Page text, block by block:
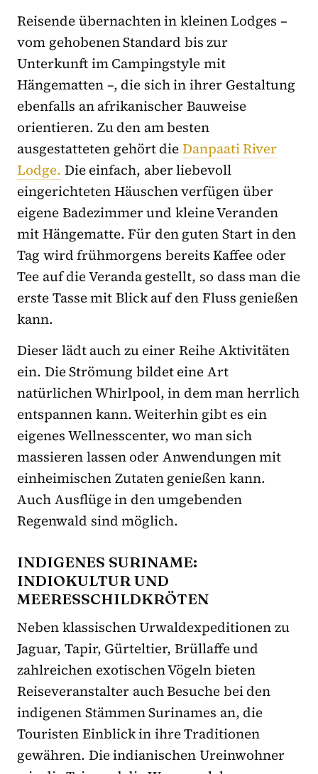
Reisende übernachten in kleinen Lodges –
vom gehobenen Standard bis zur
Unterkunft im Campingstyle mit
Hängematten –, die sich in ihrer Gestaltung
ebenfalls an afrikanischer Bauweise
orientieren. Zu den am besten
ausgestatteten gehört dieDanpaati River
Lodge. Die einfach, aber liebevoll
eingerichteten Häuschen verfügen über
eigene Badezimmer und kleine Veranden
mit Hängematte. Für den guten Start in den
Tag wird frühmorgens bereits Kaffee oder
Tee auf die Veranda gestellt, so dass man die
erste Tasse mit Blick auf den Fluss genießen
kann.
Dieser lädt auch zu einer Reihe Aktivitäten
ein. Die Strömung bildet eine Art
natürlichen Whirlpool, in dem man herrlich
entspannen kann. Weiterhin gibt es ein
eigenes Wellnesscenter, wo man sich
massieren lassen oder Anwendungen mit
einheimischen Zutaten genießen kann.
Auch Ausflüge in den umgebenden
Regenwald sind möglich.
INDIGENES SURINAME:
INDIOKULTUR UND
MEERESSCHILDKRÖTEN
Neben klassischen Urwaldexpeditionen zu
Jaguar, Tapir, Gürteltier, Brüllaffe und
zahlreichen exotischen Vögeln bieten
Reiseveranstalter auch Besuche bei den
indigenen Stämmen Surinames an, die
Touristen Einblick in ihre Traditionen
gewähren. Die indianischen Ureinwohner